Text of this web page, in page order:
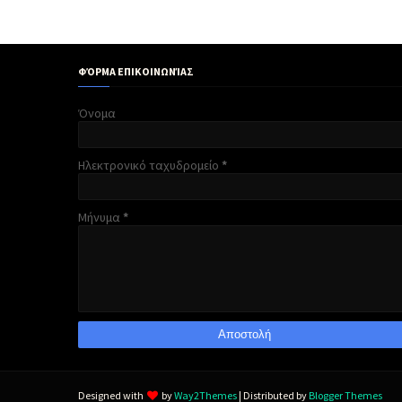
ΦΌΡΜΑ ΕΠΙΚΟΙΝΩΝΊΑΣ
Όνομα
Ηλεκτρονικό ταχυδρομείο *
Μήνυμα *
Designed with byWay2Themes | Distributed by Blogger Themes